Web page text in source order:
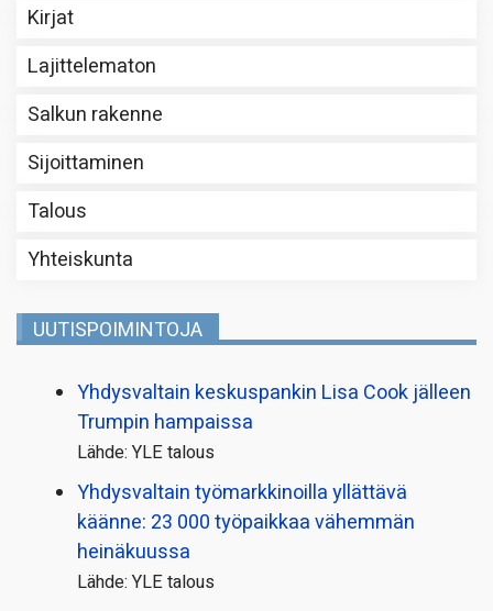
Kirjat
Lajittelematon
Salkun rakenne
Sijoittaminen
Talous
Yhteiskunta
UUTISPOIMINTOJA
Yhdysvaltain keskuspankin Lisa Cook jälleen
Trumpin hampaissa
Lähde: YLE talous
Yhdysvaltain työmarkkinoilla yllättävä
käänne: 23 000 työpaikkaa vähemmän
heinäkuussa
Lähde: YLE talous